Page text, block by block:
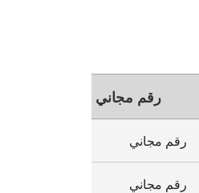
رقم مجاني
رقم مجاني
رقم مجاني